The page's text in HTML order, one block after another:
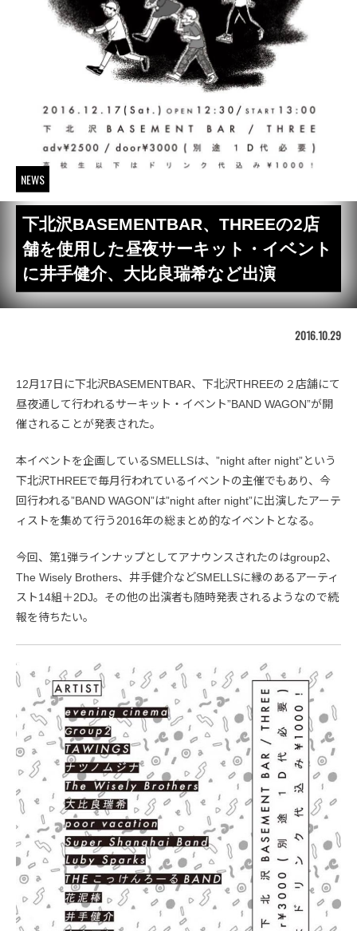
NEWS
下北沢BASEMENTBAR、THREEの2店
舗を使用した昼夜サーキット・イベント
に井手健介、大比良瑞希など出演
2016.10.29
12月17日に下北沢BASEMENTBAR、下北沢THREEの２店舗にて
昼夜通して行われるサーキット・イベント”BAND WAGON”が開
催されることが発表された。
本イベントを企画しているSMELLSは、”night after night”という
下北沢THREEで毎月行われているイベントの主催でもあり、今
回行われる”BAND WAGON”は”night after night”に出演したアーテ
ィストを集めて行う2016年の総まとめ的なイベントとなる。
今回、第1弾ラインナップとしてアナウンスされたのはgroup2、
The Wisely Brothers、井手健介などSMELLSに縁のあるアーティ
スト14組＋2DJ。その他の出演者も随時発表されるようなので続
報を待ちたい。